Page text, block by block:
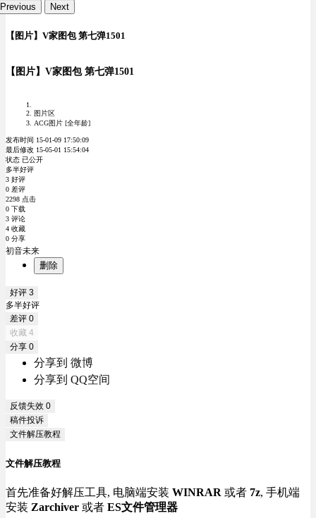
Previous Next
【图片】V家图包 第七弹1501
【图片】V家图包 第七弹1501
图片区
ACG图片 [全年龄]
发布时间 15-01-09 17:50:09
最后修改 15-05-01 15:54:04
状态 已公开
多半好评
3 好评
0 差评
2298 点击
0 下载
3 评论
4 收藏
0 分享
初音未来
删除
好评 3
多半好评
差评 0
收藏 4
分享 0
分享到 微博
分享到 QQ空间
反馈失效 0
稿件投诉
文件解压教程
文件解压教程
首先准备好解压工具, 电脑端安装 WINRAR 或者 7z, 手机端
安装 Zarchiver 或者 ES文件管理器